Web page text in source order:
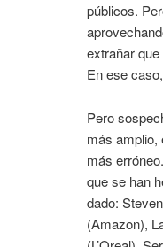
públicos.
extrañar
En ese
Pero
más amplio,
más
que se han
dado:
(Amazon),